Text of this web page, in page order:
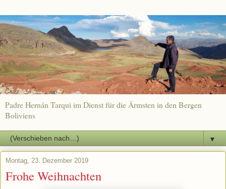
Padre Hernán Tarqui im Dienst für die Ärmsten in den Bergen
Boliviens
▼
Montag, 23. Dezember 2019
Frohe Weihnachten